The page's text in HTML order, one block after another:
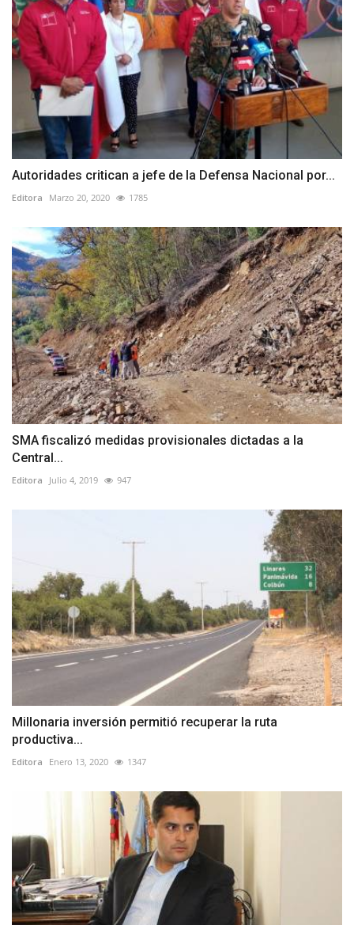
Autoridades critican a jefe de la Defensa Nacional por...
Editora Marzo 20, 2020 1785
SMA fiscalizó medidas provisionales dictadas a la
Central...
Editora Julio 4, 2019 947
Millonaria inversión permitió recuperar la ruta
productiva...
Editora Enero 13, 2020 1347